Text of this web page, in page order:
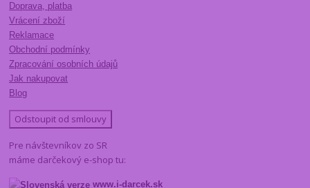
Doprava, platba
Vrácení zboží
Reklamace
Obchodní podmínky
Zpracování osobních údajů
Jak nakupovat
Blog
Odstoupit od smlouvy
Pre návštevníkov zo SR
máme darčekový e-shop tu:
www.i-darcek.sk